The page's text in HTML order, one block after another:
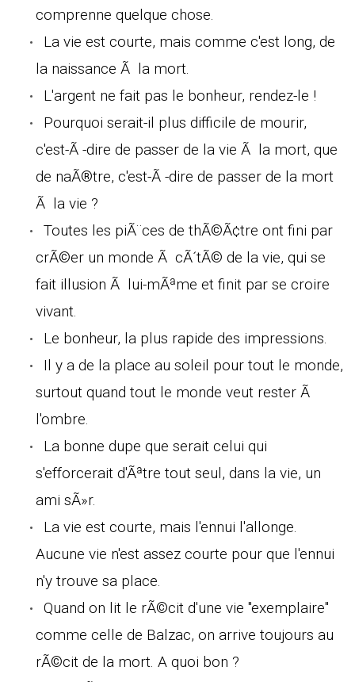
comprenne quelque chose.
La vie est courte, mais comme c'est long, de
la naissance Ã la mort.
L'argent ne fait pas le bonheur, rendez-le !
Pourquoi serait-il plus difficile de mourir,
c'est-Ã -dire de passer de la vie Ã la mort, que
de naÃ®tre, c'est-Ã -dire de passer de la mort
Ã la vie ?
Toutes les piÃ¨ces de thÃ©Ã¢tre ont fini par
crÃ©er un monde Ã cÃ´tÃ© de la vie, qui se
fait illusion Ã lui-mÃªme et finit par se croire
vivant.
Le bonheur, la plus rapide des impressions.
Il y a de la place au soleil pour tout le monde,
surtout quand tout le monde veut rester Ã
l'ombre.
La bonne dupe que serait celui qui
s'efforcerait d'Ãªtre tout seul, dans la vie, un
ami sÃ»r.
La vie est courte, mais l'ennui l'allonge.
Aucune vie n'est assez courte pour que l'ennui
n'y trouve sa place.
Quand on lit le rÃ©cit d'une vie "exemplaire"
comme celle de Balzac, on arrive toujours au
rÃ©cit de la mort. A quoi bon ?